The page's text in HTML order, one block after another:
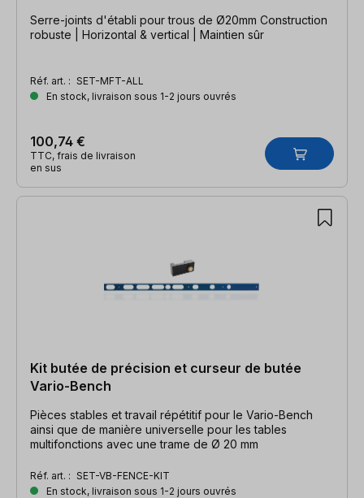
Serre-joints d'établi pour trous de Ø20mm Construction
robuste | Horizontal & vertical | Maintien sûr
Réf. art. : SET-MFT-ALL
En stock, livraison sous 1-2 jours ouvrés
100,74 €
TTC, frais de livraison
en sus
Kit butée de précision et curseur de butée
Vario-Bench
Pièces stables et travail répétitif pour le Vario-Bench
ainsi que de manière universelle pour les tables
multifonctions avec une trame de Ø 20 mm
Réf. art. : SET-VB-FENCE-KIT
En stock, livraison sous 1-2 jours ouvrés